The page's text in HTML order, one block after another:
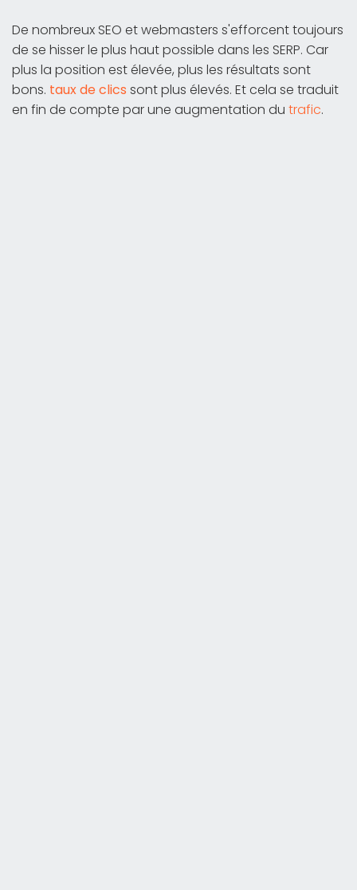
De nombreux SEO et webmasters s'efforcent toujours
de se hisser le plus haut possible dans les SERP. Car
plus la position est élevée, plus les résultats sont
bons. taux de clics sont plus élevés. Et cela se traduit
en fin de compte par une augmentation du trafic.